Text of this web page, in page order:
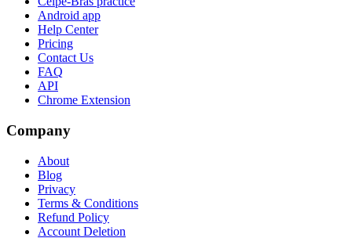
Android app
Help Center
Pricing
Contact Us
FAQ
API
Chrome Extension
Company
About
Blog
Privacy
Terms & Conditions
Refund Policy
Account Deletion